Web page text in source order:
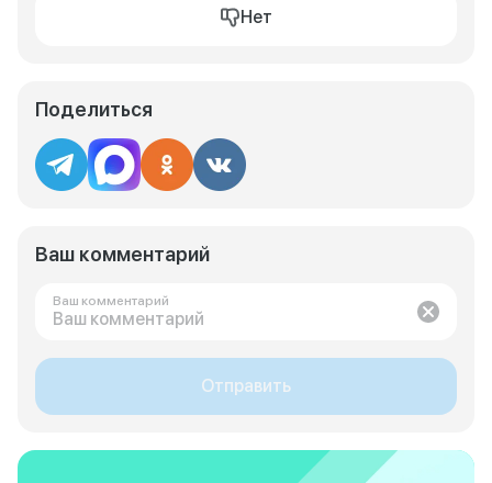
Нет
Поделиться
Ваш комментарий
Ваш комментарий
Отправить